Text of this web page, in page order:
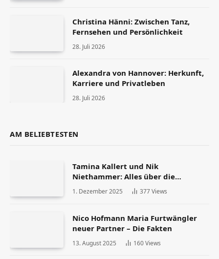
Christina Hänni: Zwischen Tanz,
Fernsehen und Persönlichkeit
28. Juli 2026
Alexandra von Hannover: Herkunft,
Karriere und Privatleben
28. Juli 2026
AM BELIEBTESTEN
Tamina Kallert und Nik
Niethammer: Alles über die
Scheidung und ihr Leben danach
1. Dezember 2025 377Views
Nico Hofmann Maria Furtwängler
neuer Partner – Die Fakten
13. August 2025 160Views